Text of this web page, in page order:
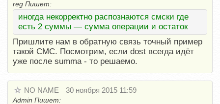
reg Пишет:
иногда некорректно распознаются смски где
есть 2 суммы — сумма операции и остаток
Пришлите нам в обратную связь точный пример
такой СМС. Посмотрим, если dost всегда идёт
уже после summa - то решаемо.
NO NAME 30 ноября 2015 11:59
Admin Пишет: